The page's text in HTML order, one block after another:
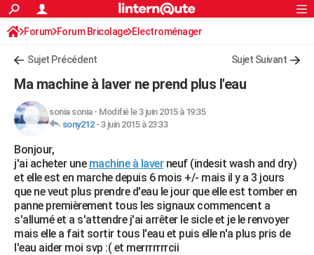
ACTUALITÉS
Politique
Société
Faits Divers
Education
Monde
Villes
+
FINANCE
Retraite
Impôts
Epargne
Immobilier
Risques naturels par ville
Banque
Assurance
Crédit
AUTO
Essais
Réserver un essai
Citadines
Berlines
SUV
Forum auto
+HIGH-TECH
Mobiles
Meilleur smartphone
Internet
Ordinateurs
Jeux vidéo
Guide high-tech
+BRICOLAGE
Forum
Aménagement intérieur
Extérieur
Cuisine
Salle de bains
Jardinage
Rangement
WEEK-END
Guides de France
Escapades
Patrimoine
Expositions
Musées
Week-end nature
+LIFESTYLE
S'inscrire
Connexion
Forum Forum Bricolage Electroménager
Sujet Précédent Sujet Suivant
Ma machine à laver ne prend plus l'eau
sonia sonia- Modifié le 3 juin 2015 à 19:35
sony212- 3 juin 2015 à 23:33
Bonjour,
j'ai acheter une machine à laverneuf (indesit wash and dry)
et elle est en marche depuis 6 mois +/- mais il y a 3 jours
que ne veut plus prendre d'eau le jour que elle est tomber en
panne premièrement tous les signaux commencent a
s'allumé et a s'attendre j'ai arrêter le sicle et je le renvoyer
mais elle a fait sortir tous l'eau et puis elle n'a plus pris de
l'eau aider moi svp :( et merrrrrrrcii